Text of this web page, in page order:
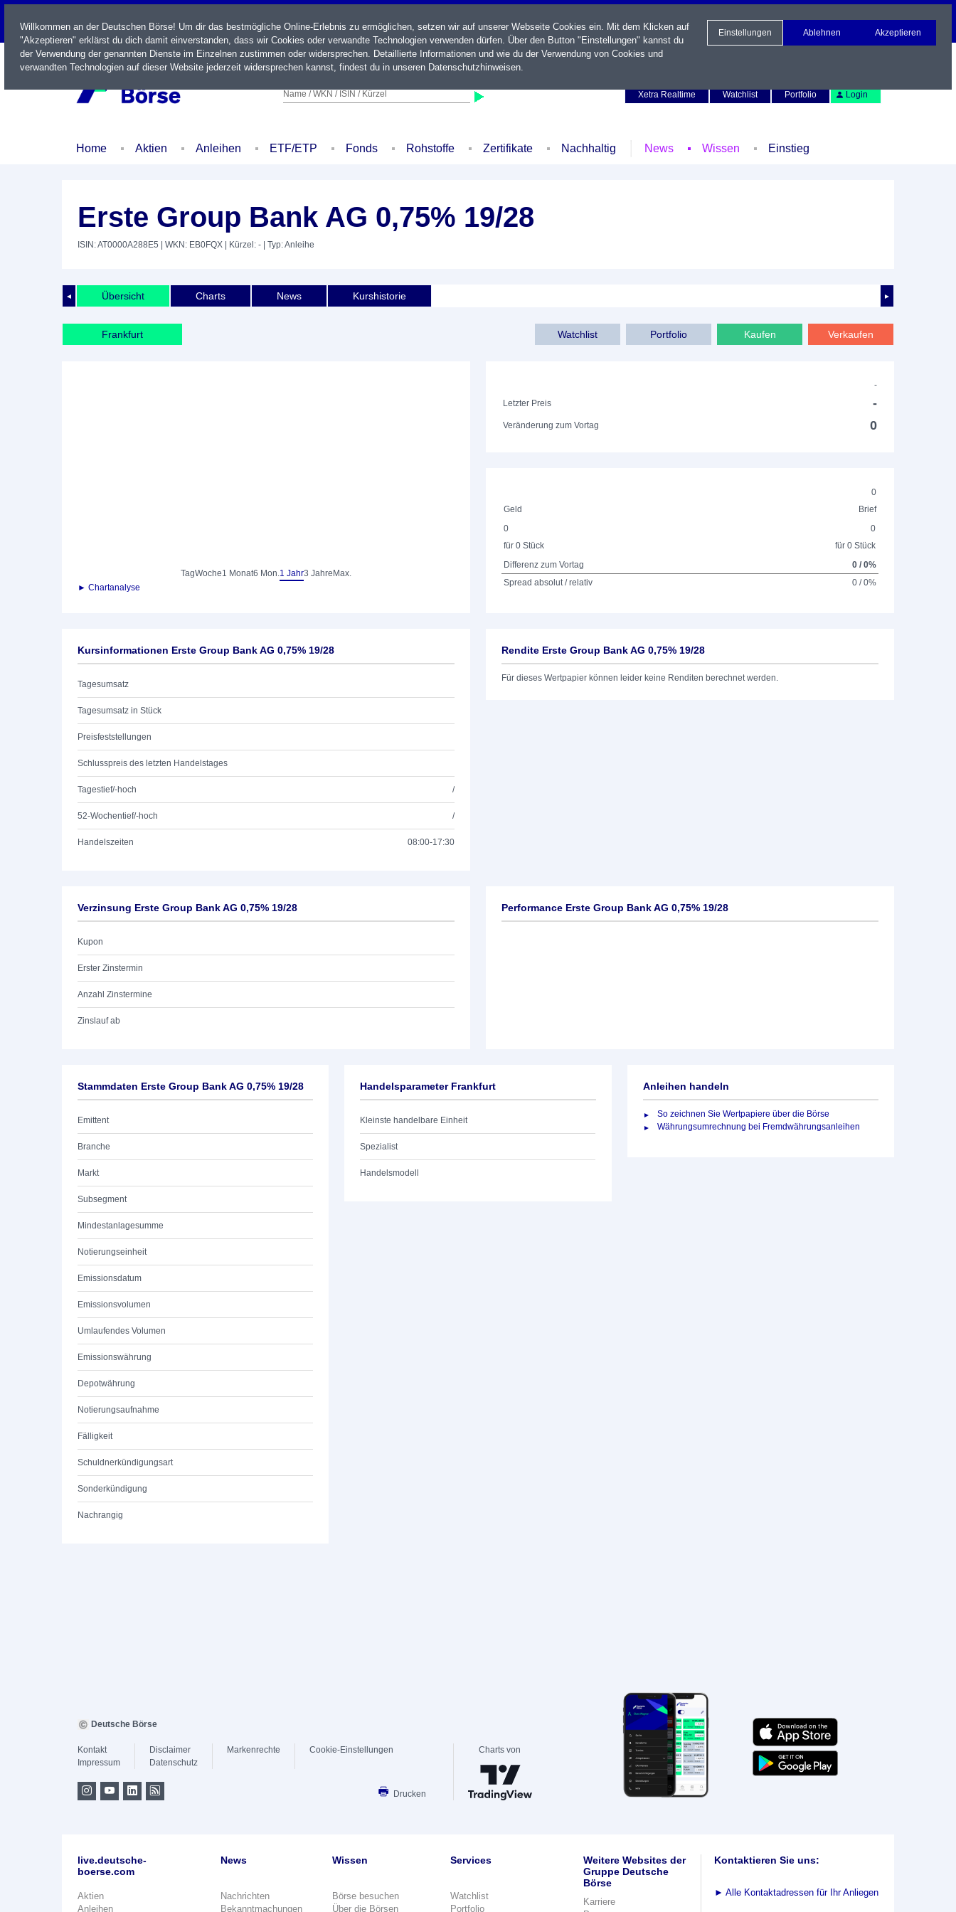
LIVE
Name / WKN / ISIN / Kürzel
Xetra Realtime
Watchlist Portfolio Login
Home Aktien Anleihen ETF/ETP Fonds Rohstoffe Zertifikate Nachhaltig News Wissen Einstieg
Erste Group Bank AG 0,75% 19/28
ISIN: AT0000A288E5 | WKN: EB0FQX | Kürzel: - | Typ: Anleihe
◄ ►
Übersicht Charts News Kurshistorie
Frankfurt Verkaufen
Kaufen
Portfolio
Watchlist
TagWoche1 Monat6 Mon.1 Jahr3 Jahre Max.
► Chartanalyse
-
Letzter Preis
-
Veränderung zum Vortag 0
0
Geld
Brief
0
für 0 Stück
0
für 0 Stück
Differenz zum Vortag
0 / 0%
Spread absolut / relativ
0 / 0%
Kursinformationen Erste Group Bank AG 0,75% 19/28
Tagesumsatz
Tagesumsatz in Stück
Preisfeststellungen
Schlusspreis des letzten Handelstages
Tagestief/-hoch /
52-Wochentief/-hoch /
Handelszeiten 08:00-17:30
Rendite Erste Group Bank AG 0,75% 19/28
Für dieses Wertpapier können leider keine Renditen berechnet werden.
Verzinsung Erste Group Bank AG 0,75% 19/28
Kupon
Erster Zinstermin
Anzahl Zinstermine
Zinslauf ab
Performance Erste Group Bank AG 0,75% 19/28
Stammdaten Erste Group Bank AG 0,75% 19/28
Emittent
Branche
Markt
Subsegment
Mindestanlagesumme
Notierungseinheit
Emissionsdatum
Emissionsvolumen
Umlaufendes Volumen
Emissionswährung
Depotwährung
Notierungsaufnahme
Fälligkeit
Schuldnerkündigungsart
Sonderkündigung
Nachrangig
Handelsparameter Frankfurt
Kleinste handelbare Einheit
Spezialist
Handelsmodell
Anleihen handeln
So zeichnen Sie Wertpapiere über die Börse
Währungsumrechnung bei Fremdwährungsanleihen
Willkommen an der Deutschen Börse! Um dir das bestmögliche Online-Erlebnis zu ermöglichen, setzen wir auf unserer Webseite Cookies ein. Mit dem Klicken auf
"Akzeptieren" erklärst du dich damit einverstanden, dass wir Cookies oder verwandte Technologien verwenden dürfen. Über den Button "Einstellungen" kannst du
der Verwendung der genannten Dienste im Einzelnen zustimmen oder widersprechen. Detaillierte Informationen und wie du der Verwendung von Cookies und
verwandten Technologien auf dieser Website jederzeit widersprechen kannst, findest du in unseren Datenschutzhinweisen.
Einstellungen Ablehnen Akzeptieren
Deutsche Börse
Kontakt
Impressum
Disclaimer
Datenschutz
Markenrechte Cookie-Einstellungen
Drucken
Charts von
live.deutsche-
boerse.com
Aktien
Anleihen
News
Nachrichten
Bekanntmachungen
Wissen
Börse besuchen
Über die Börsen
Services
Watchlist
Portfolio
Weitere Websites der
Gruppe Deutsche
Börse
Karriere
Kontaktieren Sie uns:
► Alle Kontaktadressen für Ihr Anliegen